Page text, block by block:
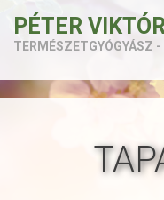
PÉTER
TERMÉSZETGYÓGYÁSZ